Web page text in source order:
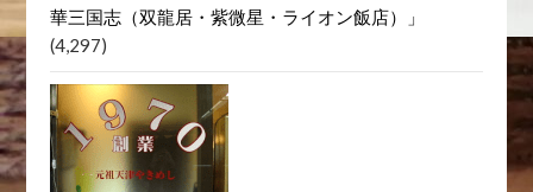
華三国志（双龍居・紫微星・ライオン飯店）」
(4,297)